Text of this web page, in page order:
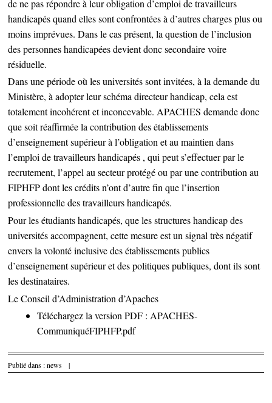
de ne pas répondre à leur obligation d’emploi de travailleurs
handicapés quand elles sont confrontées à d’autres charges plus ou
moins imprévues. Dans le cas présent, la question de l’inclusion
des personnes handicapées devient donc secondaire voire
résiduelle.
Dans une période où les universités sont invitées, à la demande du
Ministère, à adopter leur schéma directeur handicap, cela est
totalement incohérent et inconcevable. APACHES demande donc
que soit réaffirmée la contribution des établissements
d’enseignement supérieur à l’obligation et au maintien dans
l’emploi de travailleurs handicapés , qui peut s’effectuer par le
recrutement, l’appel au secteur protégé ou par une contribution au
FIPHFP dont les crédits n’ont d’autre fin que l’insertion
professionnelle des travailleurs handicapés.
Pour les étudiants handicapés, que les structures handicap des
universités accompagnent, cette mesure est un signal très négatif
envers la volonté inclusive des établissements publics
d’enseignement supérieur et des politiques publiques, dont ils sont
les destinataires.
Le Conseil d’Administration d’Apaches
Téléchargez la version PDF :APACHES-
CommuniquéFIPHFP.pdf
Publié dans :news |